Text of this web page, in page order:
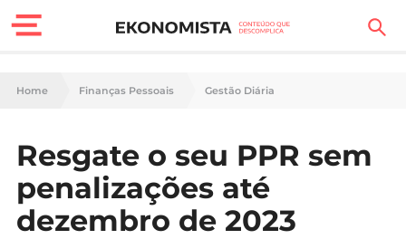
Finanças Pessoais
Carreira
Casa
Home Finanças Pessoais Gestão Diária
Resgate o seu PPR sem
penalizações até
dezembro de 2023